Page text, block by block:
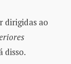
dirigidas ao
disso.